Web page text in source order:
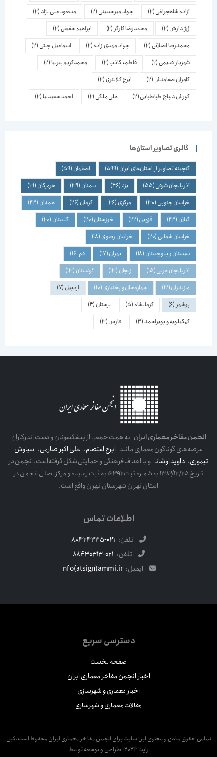
آزاده شاهچراغی(2) جواد میرحسینی(2) مسعود علی نژاد (2)
ژرژ دارش(2) محمدرضا کارگر(2) ابراهیم حقیقی(2)
محمدرضا اصلانی(2) جواد مهدی زاده(2) اسماعیل جنتی(2)
شهریار قدیمی(2) فاطمه کاتب(2) محمدکریم پیرنیا(2)
کامران صفامنش(2) ایرج کلانتری(2)
کورش دیباج طباطبایی(2) علی ملکی(2) احمد سعیدنیا(2)
گالری تصاویر استان‌ها
گنجینه تصاویر از استان‌های ایران(599) اصفهان(59)
آذربایجان شرقی(55)
(46) سمنان(39) هرمزگان(31)
خراسان جنوبی(30) مرکزی(26) کرمان(26) همدان(23)
گیلان(23) قزوین(22) خوزستان(20) گلستان(20)
خراسان شمالی(20) خراسان رضوی(18)
سیستان و بلوچستان(18) تهران(17)
(16)
آذربایجان غربی(15) زنجان(13) کردستان(13)
مازندران(12) چهارمحال و بختیاری(10) اردبیل(7)
بوشهر(6) کرمانشاه(5) لرستان(4)
کهکیلویه و بویراحمد(3) فارس(3)
انجمن مفاخر معماری ایرانبه همت جمعی از پیشکسوتان و دست اندرکاران
عرصه‌های گوناگون معماری مانندایرج اعتصام،علی اکبر صارمی،سیاوش
تیموری،داوید اوشاناو با اهداف فرهنگی و حمایتی شکل گرفته‌است. انجمن در
تاریخ ۱۳۸۲/۱۲/۲۵ به شماره ثبت ۱۶۳۹۲ به ثبت رسیده و مرکز اصلی انجمن در
استان تهران شهرستان تهران واقع است.
اطلاعات تماس
تلفن: 021-88424345
تلفن: 021-88430313
ایمیل: info(atsign)ammi.ir
دسترسی سریع
صفحه نخست
اخبار انجمن مفاخر معماری ایران
اخبار معماری و شهرسازی
مقالات معماری و شهرسازی
حقوق مادی و معنوی این سایت برای انجمن مفاخر معماری ایران محفوظ است. کپی
رایت 2024 | طراحی و توسعه توسط